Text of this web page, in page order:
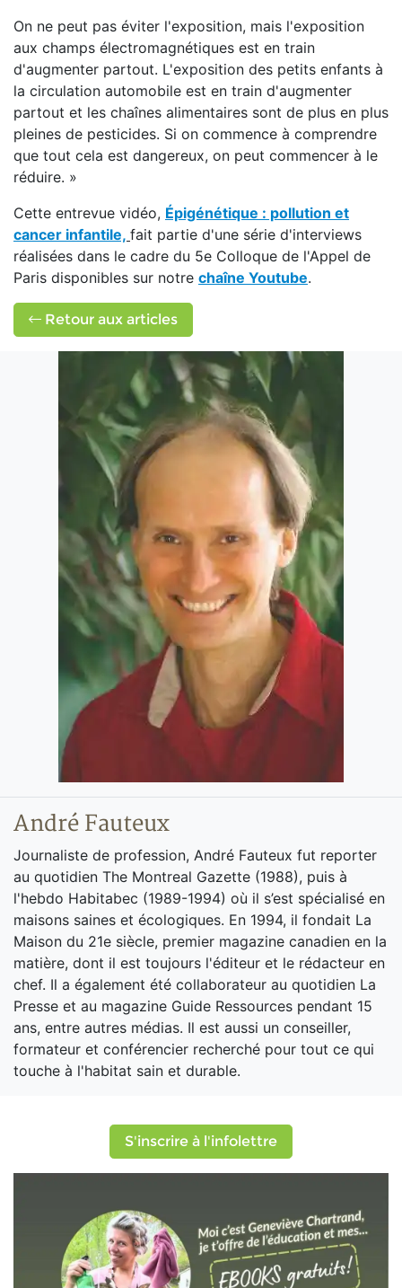
On ne peut pas éviter l'exposition, mais l'exposition
aux champs électromagnétiques est en train
d'augmenter partout. L'exposition des petits enfants à
la circulation automobile est en train d'augmenter
partout et les chaînes alimentaires sont de plus en plus
pleines de pesticides. Si on commence à comprendre
que tout cela est dangereux, on peut commencer à le
réduire. »
Cette entrevue vidéo, Épigénétique : pollution et
cancer infantile, fait partie d'une série d'interviews
réalisées dans le cadre du 5e Colloque de l'Appel de
Paris disponibles sur notre chaîne Youtube.
Retour aux articles
André Fauteux
Journaliste de profession, André Fauteux fut reporter
au quotidien The Montreal Gazette (1988), puis à
l'hebdo Habitabec (1989-1994) où il s’est spécialisé en
maisons saines et écologiques. En 1994, il fondait La
Maison du 21e siècle, premier magazine canadien en la
matière, dont il est toujours l'éditeur et le rédacteur en
chef. Il a également été collaborateur au quotidien La
Presse et au magazine Guide Ressources pendant 15
ans, entre autres médias. Il est aussi un conseiller,
formateur et conférencier recherché pour tout ce qui
touche à l'habitat sain et durable.
S'inscrire à l'infolettre